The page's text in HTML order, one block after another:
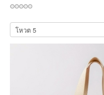
กรุณา
ให้